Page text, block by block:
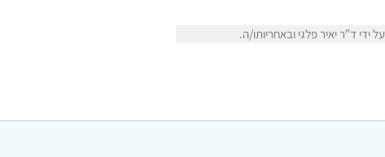
ד"ר יאיר פלגי ובאחריותו/ה.